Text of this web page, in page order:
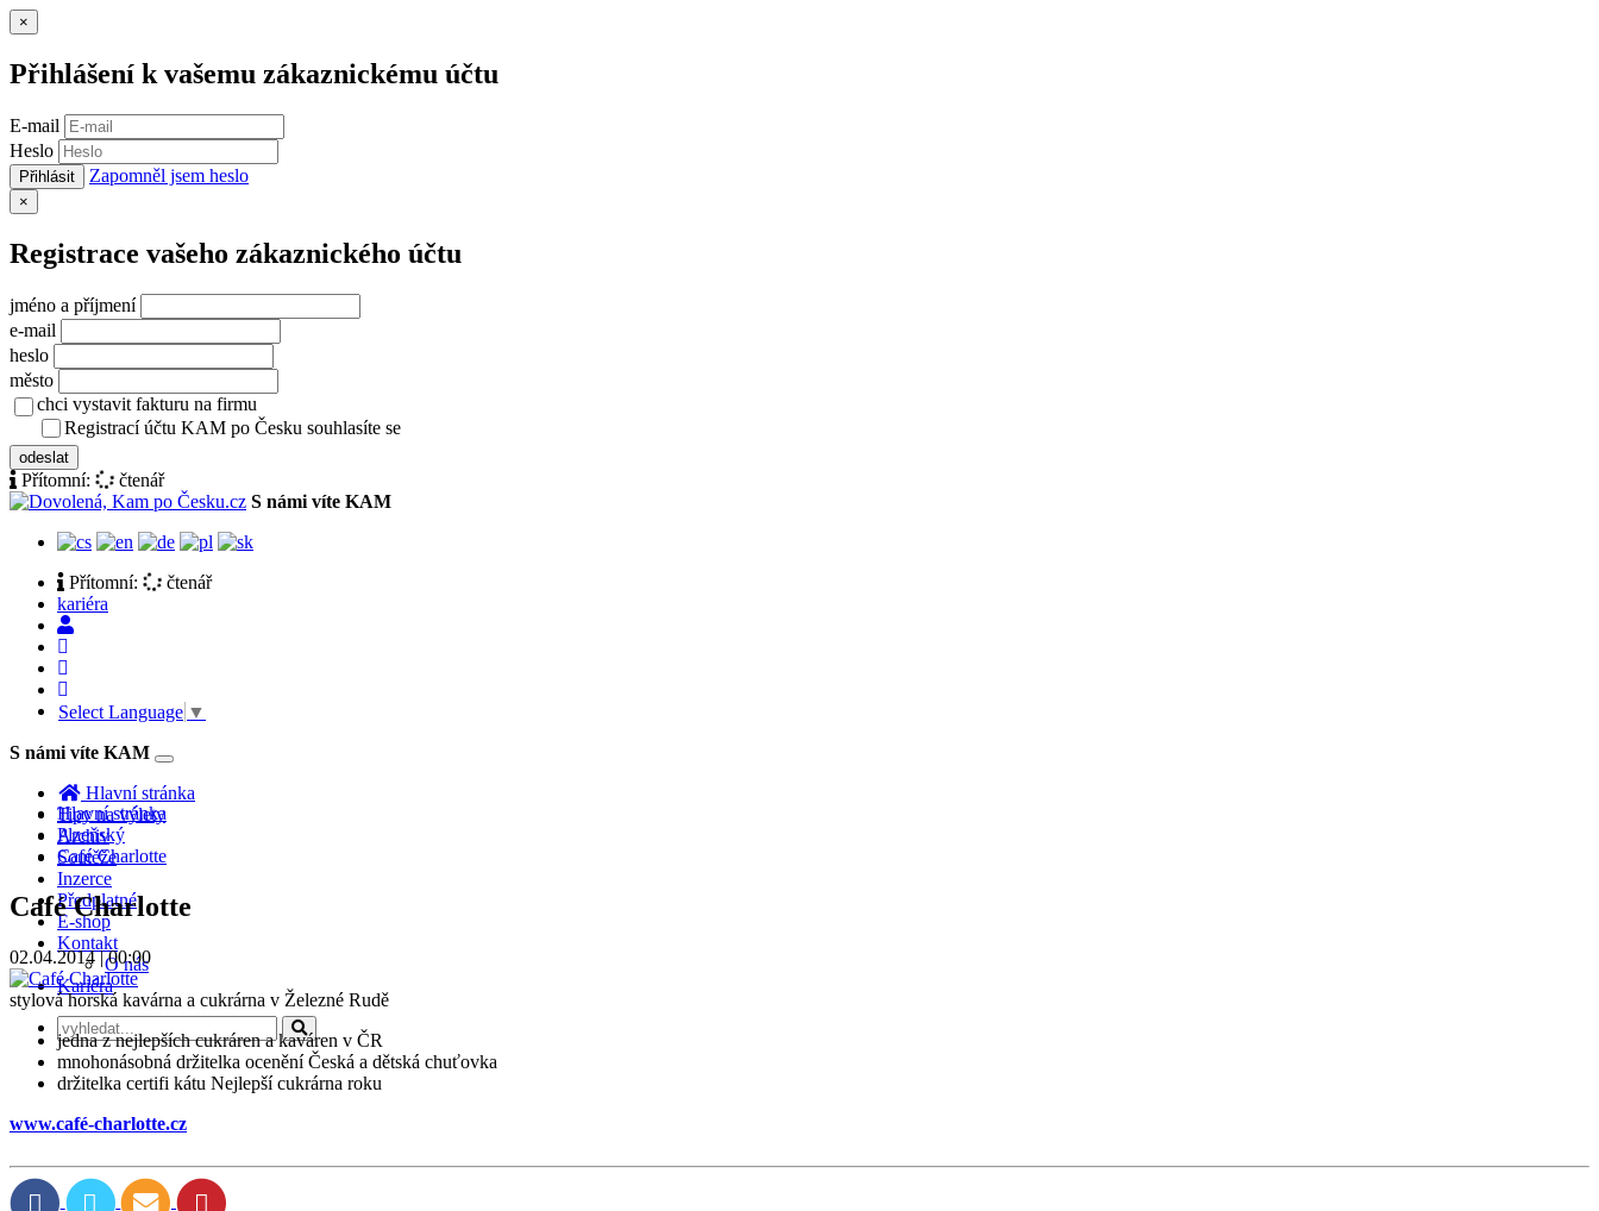
×
Přihlášení k vašemu zákaznickému účtu
E-mail
Heslo
Přihlásit Zapomněl jsem heslo
×
Registrace vašeho zákaznického účtu
jméno a příjmení
e-mail
heslo
město
chci vystavit fakturu na firmu
Registrací účtu KAM po Česku souhlasíte se
odeslat
Přítomní:
čtenář
S námi víte KAM
Přítomní:
čtenář
kariéra
Select Language ▼
S námi víte KAM
Toggle
navigation
Hlavní stránka
Tipy na výlety
Archiv
Soutěže
Inzerce
Předplatné
E-shop
Kontakt
O nás
Kariéra
Hlavní stránka
Plzeňský
Café Charlotte
Café Charlotte
02.04.2014 | 00:00
stylová horská kavárna a cukrárna v Železné Rudě
jedna z nejlepších cukráren a kaváren v ČR
mnohonásobná držitelka ocenění Česká a dětská chuťovka
držitelka certifi kátu Nejlepší cukrárna roku
www.café-charlotte.cz